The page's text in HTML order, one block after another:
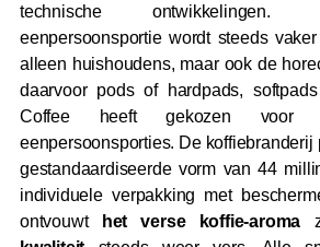
technische ontwikkelingen.
eenpersoonsportie wordt steeds
alleen huishoudens, maar ook de
daarvoor pods of hardpads,
Coffee heeft gekozen
eenpersoonsporties. De koffiebranderij
gestandaardiseerde vorm van 44
individuele verpakking met
ontvouwt
het verse koffie-aroma